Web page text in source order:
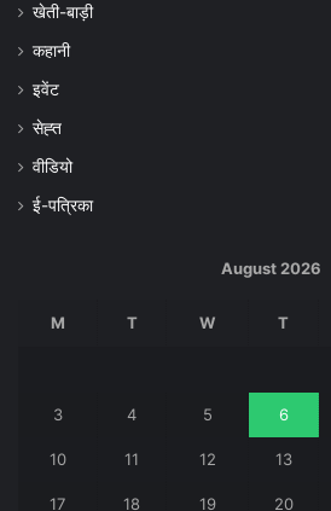
खेती-बाड़ी
कहानी
इवेंट
सेह्त
वीडियो
ई-पत्रिका
August 2026
M T W T
3 4 5 6
10 11 12 13
17 18 19 20